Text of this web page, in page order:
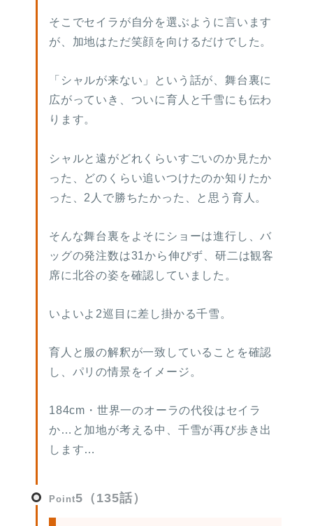
そこでセイラが自分を選ぶように言います
が、加地はただ笑顔を向けるだけでした。
「シャルが来ない」という話が、舞台裏に
広がっていき、ついに育人と千雪にも伝わ
ります。
シャルと遠がどれくらいすごいのか見たか
った、どのくらい追いつけたのか知りたか
った、2人で勝ちたかった、と思う育人。
そんな舞台裏をよそにショーは進行し、バ
ッグの発注数は31から伸びず、研二は観客
席に北谷の姿を確認していました。
いよいよ2巡目に差し掛かる千雪。
育人と服の解釈が一致していることを確認
し、パリの情景をイメージ。
184cm・世界一のオーラの代役はセイラ
か…と加地が考える中、千雪が再び歩き出
します…
Point5（135話）